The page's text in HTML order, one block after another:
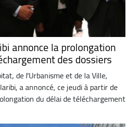
annonce la prolongation
des dossiers
de l'Urbanisme et de la Ville,
a annoncé, ce jeudi à partir de
du délai de téléchargement